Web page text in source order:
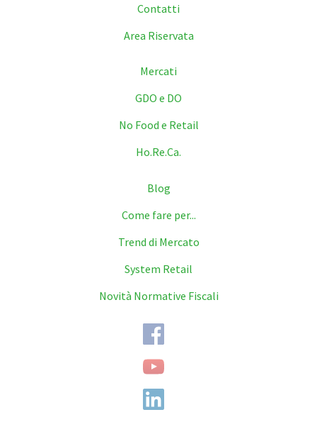
Contatti
Area Riservata
Mercati
GDO e DO
No Food e Retail
Ho.Re.Ca.
Blog
Come fare per...
Trend di Mercato
System Retail
Novità Normative Fiscali